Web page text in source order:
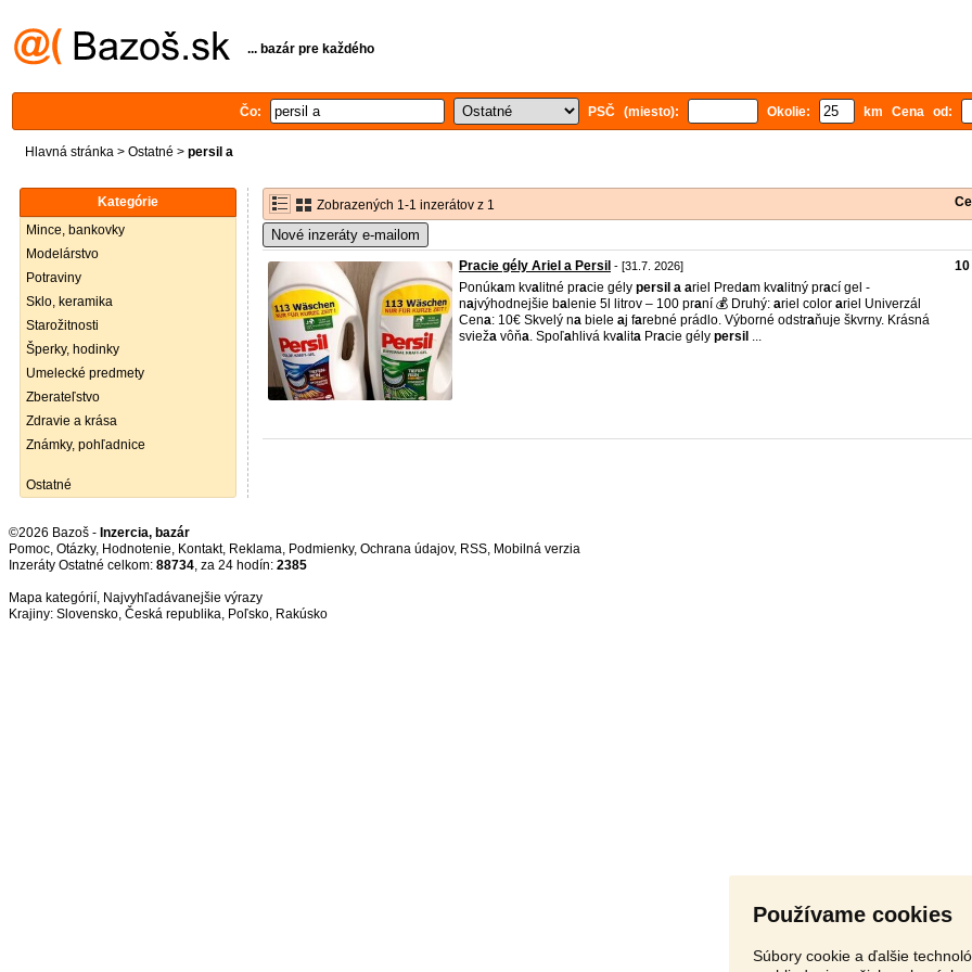
Používame cookies
Súbory cookie a ďalšie
... bazár pre každého
Čo: PSČ (miesto): Okolie: km Cena od:
Hlavná stránka > Ostatné > persil a
Kategórie
Mince, bankovky
Modelárstvo
Potraviny
Sklo, keramika
Starožitnosti
Šperky, hodinky
Umelecké predmety
Zberateľstvo
Zdravie a krása
Známky, pohľadnice
Ostatné
Zobrazených 1-1 inzerátov z 1
Nové inzeráty e-mailom
Pracie gély Ariel a Persil - [31.7. 2026]
Ponúkam kva litné pracie gély persil a ariel Predam kva litný prací gel -
najvýhodnejšie ba lenie 5l litrov – 100 praní 💰 Druhý: ariel color ariel Univerzál
Cena: 10€ Skvelý na biele aj farebné prádlo. Výborné odstraňuje škvrny. Krásná
svieža vôňa. Spoľahlivá kva lita Pracie gély persil ...
10
©2026 Bazoš - Inzercia, bazár
Pomoc, Otázky, Hodnotenie, Kontakt, Reklama, Podmienky, Ochrana údajov, RSS,
Inzeráty Ostatné celkom: 88734, za 24 hodín: 2385
Mapa kategórií, Najvyhľadávanejšie výrazy
Krajiny: Slovensko, Česká republika, Poľsko, Rakúsko